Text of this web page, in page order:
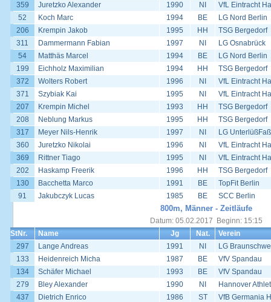
359
Juretzko Alexander 1990 NI
VfL Eintracht
52
Koch Marc 1994 BE
LG Nord Berlin
206
Krempin Jakob 1995 HH
TSG Bergedorf
311
Dammermann Fabian 1997 NI
LG Osnabrück
54
Matthäs Marcel 1994 BE
LG Nord Berlin
199
Eichholz Maximilian 1994 HH
TSG Bergedorf
372
Wolters Robert 1996 NI
VfL Eintracht
371
Szybiak Kai 1995 NI
VfL Eintracht
207
Krempin Michel 1993 HH
TSG Bergedorf
208
Neblung Markus 1995 HH
TSG Bergedorf
317
Meyer Nils-Henrik 1997 NI
LG
360
Juretzko Nikolai 1996 NI
VfL Eintracht
369
Rittner Tiago 1995 NI
VfL Eintracht
202
Haskamp Freerik 1996 HH
TSG Bergedorf
130
Bacchetta Marco 1991 BE
TopFit Berlin
91
Jakubczyk Lucas 1985 BE SCC Berlin
800m, Männer - Zeitläufe
Datum: 05.02.2017 Beginn: 15:15
StNr.
Name Jg Nat.
Verein
297
Lange Andreas 1991 NI
LG
133
Heidenreich Micha 1987 BE
VfV Spandau
134
Schäfer Michael 1993 BE
VfV Spandau
279
Bley Alexander 1990 NI
Hannover
437
Dietrich Enrico 1986 ST
VfB Germania